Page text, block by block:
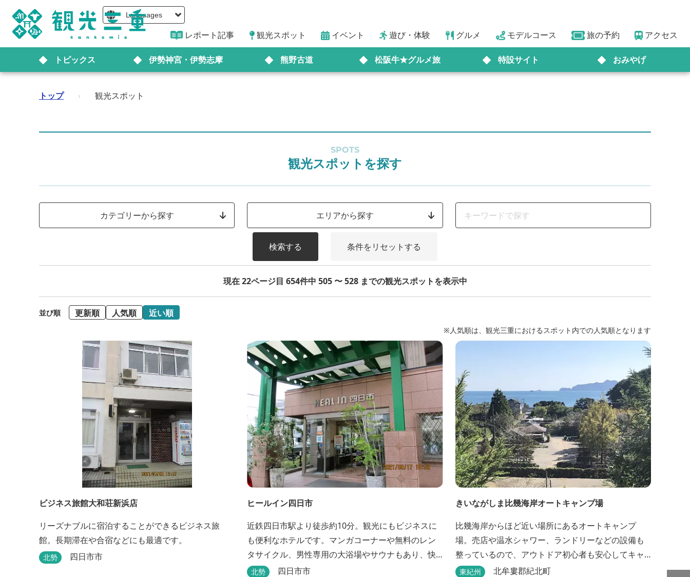
Languages
レポート記事 観光スポット イベント 遊び・体験 グルメ モデルコース 旅の予約 アクセス
トピックス 伊勢神宮・伊勢志摩 熊野古道 松阪牛★グルメ旅 特設サイト おみやげ
トップ › 観光スポット
SPOTS
観光スポットを探す
カテゴリーから探す エリアから探す
検索する 条件をリセットする
現在 22ページ目 654件中 505 〜 528 までの観光スポットを表示中
並び順 更新順 人気順 近い順
※人気順は、観光三重におけるスポット内での人気順となります
ビジネス旅館大和荘新浜店
リーズナブルに宿泊することができるビジネス旅
館。長期滞在や合宿などにも最適です。
北勢 四日市市
ヒールイン四日市
近鉄四日市駅より徒歩約10分。観光にもビジネスに
も便利なホテルです。マンガコーナーや無料のレン
タサイクル、男性専用の大浴場やサウナもあり、快
適に過ごすことができます。
北勢 四日市市
きいながしま比幾海岸オートキャンプ場
比幾海岸からほど近い場所にあるオートキャンプ
場。売店や温水シャワー、ランドリーなどの設備も
整っているので、アウトドア初心者も安心してキャ
ンプができます。近くには古里温泉もありゆっくり
東紀州 北牟婁郡紀北町